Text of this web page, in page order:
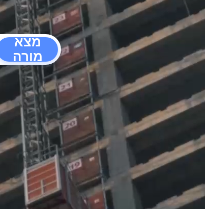
מצא
מורה